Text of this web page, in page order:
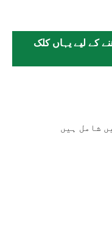
کے لیے یہاں کلک
شامل ہیں